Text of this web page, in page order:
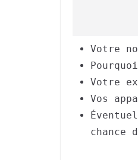
Votre
Votre
Vos
chance